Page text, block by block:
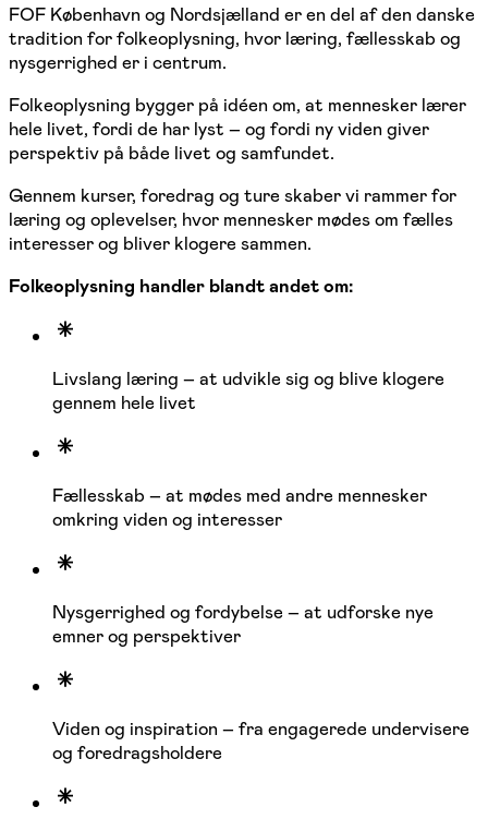
FOF København og Nordsjælland er en del af den danske
tradition for folkeoplysning, hvor læring, fællesskab og
nysgerrighed er i centrum.
Folkeoplysning bygger på idéen om, at mennesker lærer
hele livet, fordi de har lyst – og fordi ny viden giver
perspektiv på både livet og samfundet.
Gennem kurser, foredrag og ture skaber vi rammer for
læring og oplevelser, hvor mennesker mødes om fælles
interesser og bliver klogere sammen.
Folkeoplysning handler blandt andet om:
Livslang læring – at udvikle sig og blive klogere
gennem hele livet
Fællesskab – at mødes med andre mennesker
omkring viden og interesser
Nysgerrighed og fordybelse – at udforske nye
emner og perspektiver
Viden og inspiration – fra engagerede undervisere
og foredragsholdere